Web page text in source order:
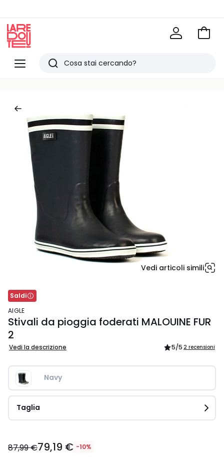
Menu
Redoute
Ricerca
visti
Vai
Vedi articoli simili
Saldi
AIGLE
Stivali da pioggia foderati MALOUINE FUR
2
Vedi la descrizione 5/5 2 recensioni
Navy
Taglia
€
87,99 €79,19 € -10%